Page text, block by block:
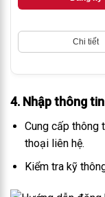
Chi tiết
4. Nhập thông
Cung cấp thông
thoại liên hệ.
Kiểm tra kỹ